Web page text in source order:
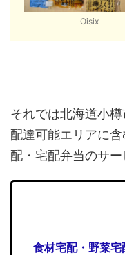
Oisix
それでは北海道小
配達可能エリアに
配・宅配弁当のサー
食材宅配・野菜